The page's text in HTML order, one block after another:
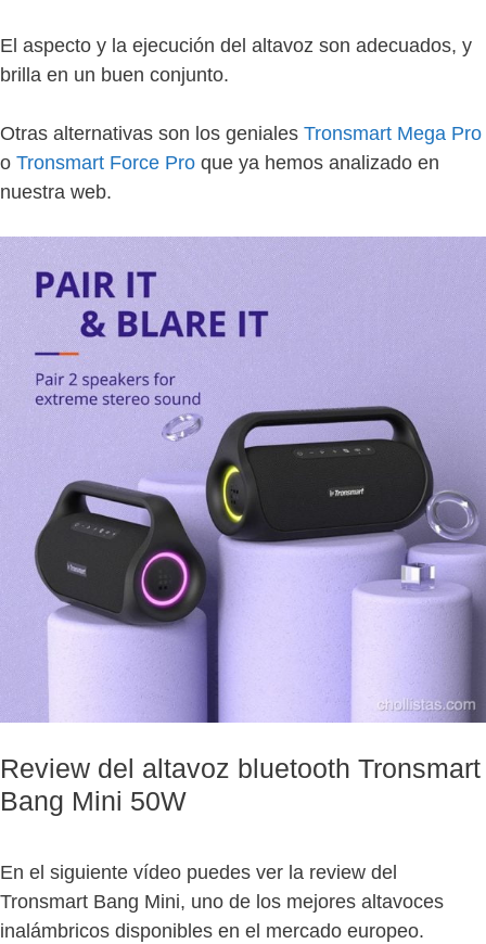
El aspecto y la ejecución del altavoz son adecuados, y
brilla en un buen conjunto.
Otras alternativas son los geniales Tronsmart Mega Pro
o Tronsmart Force Pro que ya hemos analizado en
nuestra web.
Review del altavoz bluetooth Tronsmart
Bang Mini 50W
En el siguiente vídeo puedes ver la review del
Tronsmart Bang Mini, uno de los mejores altavoces
inalámbricos disponibles en el mercado europeo.